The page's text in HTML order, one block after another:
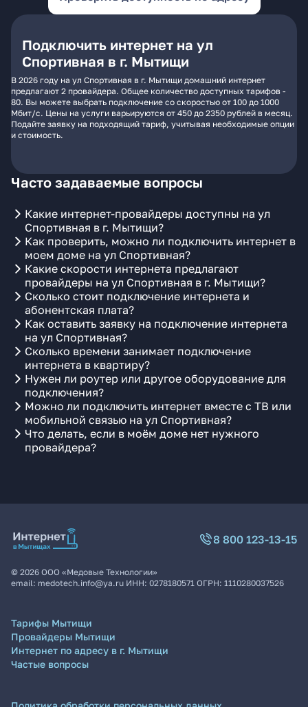
Подключить интернет на ул
Спортивная в г. Мытищи
В 2026 году на ул Спортивная в г. Мытищи домашний интернет
предлагают 2 провайдера. Общее количество доступных тарифов -
80. Вы можете выбрать подключение со скоростью от 100 до 1000
Мбит/с. Цены на услуги варьируются от 450 до 2350 рублей в месяц.
Подайте заявку на подходящий тариф, учитывая необходимые опции
и стоимость.
Часто задаваемые вопросы
Какие интернет-провайдеры доступны на ул
Спортивная в г. Мытищи?
Как проверить, можно ли подключить интернет в
моем доме на ул Спортивная?
Какие скорости интернета предлагают
провайдеры на ул Спортивная в г. Мытищи?
Сколько стоит подключение интернета и
абонентская плата?
Как оставить заявку на подключение интернета
на ул Спортивная?
Сколько времени занимает подключение
интернета в квартиру?
Нужен ли роутер или другое оборудование для
подключения?
Можно ли подключить интернет вместе с ТВ или
мобильной связью на ул Спортивная?
Что делать, если в моём доме нет нужного
провайдера?
8 800 123-13-15
© 2026 ООО «Медовые Технологии»
email: medotech.info@ya.ru ИНН: 0278180571 ОГРН: 1110280037526
Тарифы Мытищи
Провайдеры Мытищи
Интернет по адресу в г. Мытищи
Частые вопросы